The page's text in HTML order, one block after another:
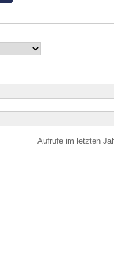
Aufrufe im letzten